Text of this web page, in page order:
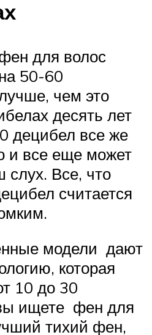
для волос
50-60
чем это
десять лет
децибел все же
и все еще может
слух. Все, что
считается
модели дают
которая
10 до 30
ищете фен для
тихий фен,